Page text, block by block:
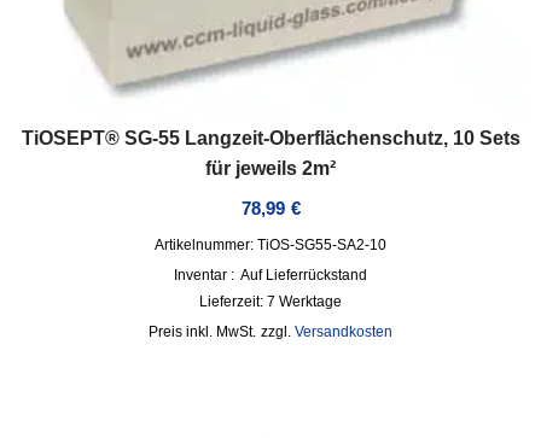
TiOSEPT® SG-55 Langzeit-Oberflächenschutz, 10 Sets
für jeweils 2m²
78,99 €
Artikelnummer: TiOS-SG55-SA2-10
Inventar : Auf Lieferrückstand
Lieferzeit: 7 Werktage
inkl. MwSt. zzgl. Versandkosten